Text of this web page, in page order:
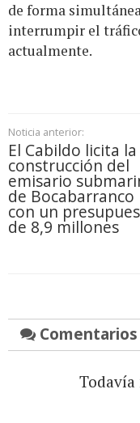
de forma
interrumpir el
actualmente.
Noticia anterior:
El Cabildo licita la
construcción del
emisario
de Bocabarranco
con un
de 8,9 millones
Comentarios